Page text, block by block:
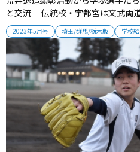
2023年5月号 埼玉/群馬/栃木版 学校
と交流 伝統校・宇都宮は文武両
啓蒙活動にも取り組むチームは、
ていく。 ■大先輩の生き方に学
征を行った。兵庫野球部との交流
沖縄戦で県...